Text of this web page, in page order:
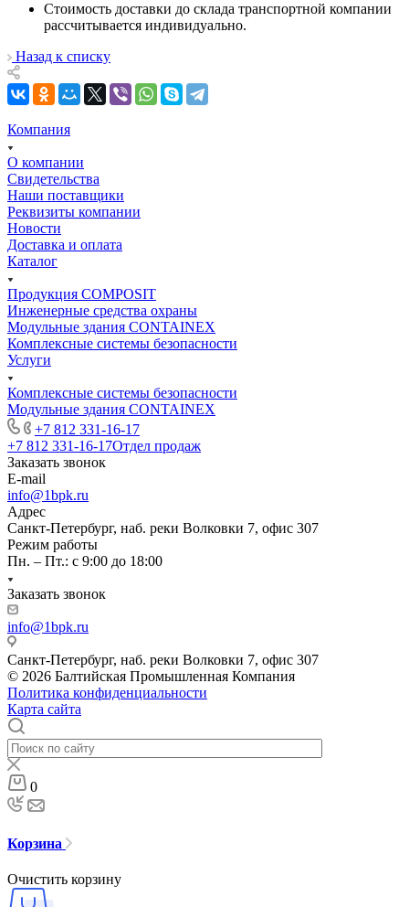
Стоимость доставки до склада транспортной компании
рассчитывается индивидуально.
Назад к списку
Компания
О компании
Свидетельства
Наши поставщики
Реквизиты компании
Новости
Доставка и оплата
Каталог
Продукция COMPOSIT
Инженерные средства охраны
Модульные здания CONTAINEX
Комплексные системы безопасности
Услуги
Комплексные системы безопасности
Модульные здания CONTAINEX
+7 812 331-16-17
+7 812 331-16-17Отдел продаж
Заказать звонок
E-mail
info@1bpk.ru
Адрес
Санкт-Петербург, наб. реки Волковки 7, офис 307
Режим работы
Пн. – Пт.: с 9:00 до 18:00
Заказать звонок
info@1bpk.ru
Санкт-Петербург, наб. реки Волковки 7, офис 307
© 2026 Балтийская Промышленная Компания
Политика конфиденциальности
Карта сайта
0
Корзина
Очистить корзину